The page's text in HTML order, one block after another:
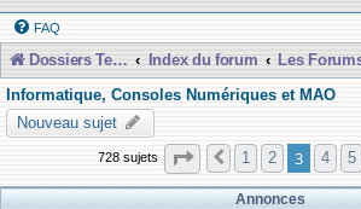
FAQ
Dossiers Techniques Index du forum
Informatique, Consoles Numériques et MAO
Nouveau sujet
728 sujets Page 3sur30
Précédente
1 2 3 4 5
Annonces